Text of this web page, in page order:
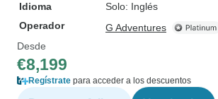
Idioma
Solo: Inglés
Operador
G Adventures
Desde
€8,199
Regístrate para acceder a los descuentos